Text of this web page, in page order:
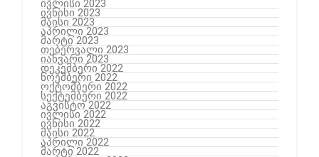
ივლისი 2023
ივნისი 2023
მაისი 2023
აპრილი 2023
მარტი 2023
თებერვალი 2023
იანვარი 2023
დეკემბერი 2022
ნოემბერი 2022
ოქტომბერი 2022
სექტემბერი 2022
აგვისტო 2022
ივლისი 2022
ივნისი 2022
მაისი 2022
აპრილი 2022
მარტი 2022